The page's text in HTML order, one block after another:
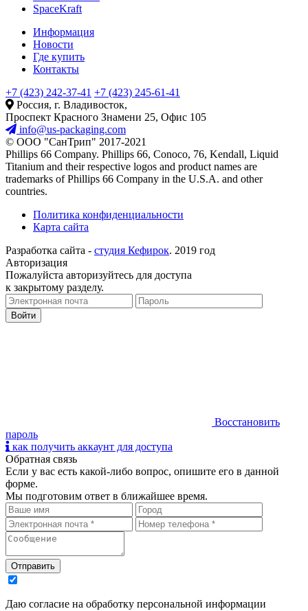
SpaceKraft
Информация
Новости
Где купить
Контакты
+7 (423) 242-37-41 +7 (423) 245-61-41
Россия, г. Владивосток,
Проспект Красного Знамени 25, Офис 105
info@us-packaging.com
© ООО "СанТрип" 2017-2021
Phillips 66 Company. Phillips 66, Conoco, 76, Kendall, Liquid
Titanium and their respective logos and product names are
trademarks of Phillips 66 Company in the U.S.A. and other
countries.
Политика конфиденциальности
Карта сайта
Разработка сайта - студия Кефирок. 2019 год
Авторизация
Пожалуйста авторизуйтесь для доступа
к закрытому разделу.
Восстановить
пароль
как получить аккаунт для доступа
Обратная связь
Если у вас есть какой-либо вопрос, опишите его в данной
форме.
Мы подготовим ответ в ближайшее время.
Даю согласие на обработку персональной информации